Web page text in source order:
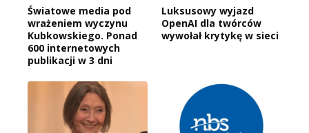
Światowe media pod
wrażeniem wyczynu
Kubkowskiego. Ponad
600 internetowych
publikacji w 3 dni
Luksusowy wyjazd
OpenAI dla twórców
wywołał krytykę w sieci